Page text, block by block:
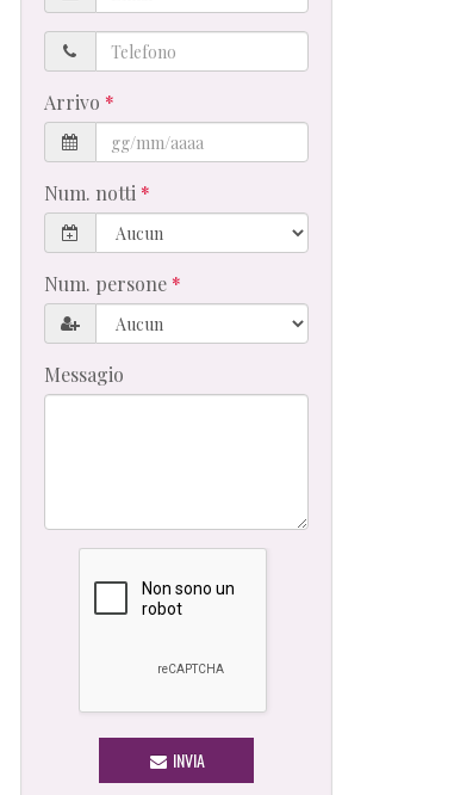
Telefono
Arrivo
Num. notti
Num. persone
Messagio
INVIA